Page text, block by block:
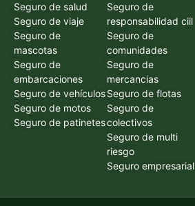
Seguro de salud
Seguro de viaje
Seguro de
mascotas
Seguro de
embarcaciones
Seguro de vehículos
Seguro de motos
Seguro de patinetes
Seguro de
responsabilidad ciil
Seguro de
comunidades
Seguro de
mercancias
Seguro de flotas
Seguro de
colectivos
Seguro de multi
riesgo
Seguro empresarial